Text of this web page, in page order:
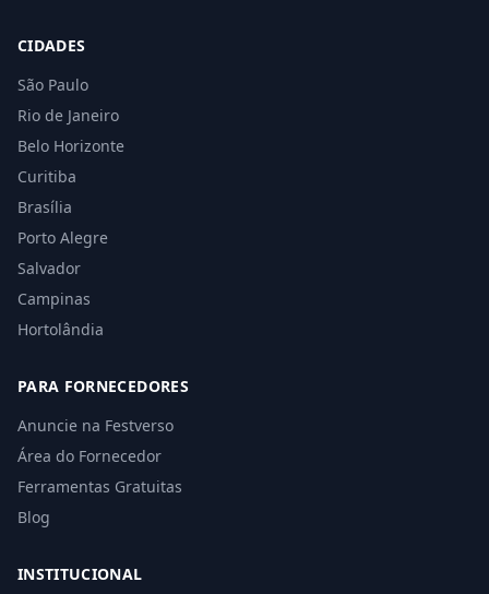
CIDADES
São Paulo
Rio de Janeiro
Belo Horizonte
Curitiba
Brasília
Porto Alegre
Salvador
Campinas
Hortolândia
PARA FORNECEDORES
Anuncie na Festverso
Área do Fornecedor
Ferramentas Gratuitas
Blog
INSTITUCIONAL